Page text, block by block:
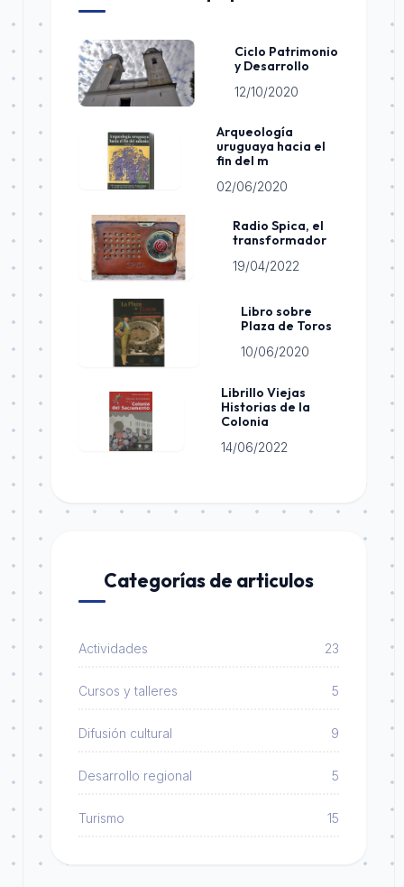
Ciclo Patrimonio
y Desarrollo
12/10/2020
Arqueología
uruguaya hacia el
fin del m
02/06/2020
Radio Spica, el
transformador
19/04/2022
Libro sobre
Plaza de Toros
10/06/2020
Librillo Viejas
Historias de la
Colonia
14/06/2022
Categorías de articulos
Actividades 23
Cursos y talleres 5
Difusión cultural 9
Desarrollo regional 5
Turismo 15